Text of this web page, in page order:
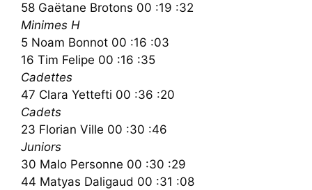
58 Gaëtane Brotons 00 :19 :32
Minimes H
5 Noam Bonnot 00 :16 :03
16 Tim Felipe 00 :16 :35
Cadettes
47 Clara Yettefti 00 :36 :20
Cadets
23 Florian Ville 00 :30 :46
Juniors
30 Malo Personne 00 :30 :29
44 Matyas Daligaud 00 :31 :08